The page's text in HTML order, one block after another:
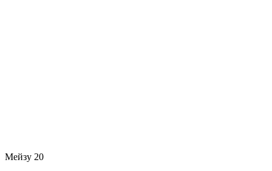
Мейзу 20